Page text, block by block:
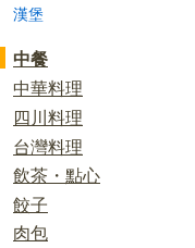
漢堡
中餐
中華料理
四川料理
台灣料理
飲茶・點心
餃子
肉包